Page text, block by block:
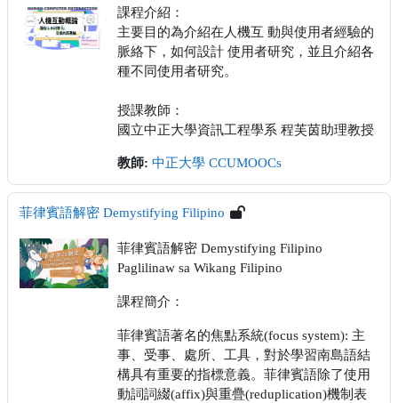
課程介紹：
主要目的為介紹在人機互 動與使用者經驗的
脈絡下，如何設計 使用者研究，並且介紹各
種不同使用者研究。
授課教師：
國立中正大學資訊工程學系 程芙茵助理教授
教師: 中正大學 CCUMOOCs
菲律賓語解密 Demystifying Filipino
菲律賓語解密 Demystifying Filipino
Paglilinaw sa Wikang Filipino
課程簡介：
菲律賓語著名的焦點系統(focus system): 主
事、受事、處所、工具，對於學習南島語結
構具有重要的指標意義。菲律賓語除了使用
動詞詞綴(affix)與重疊(reduplication)機制表